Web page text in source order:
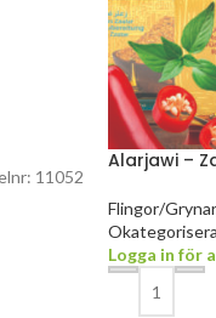
11052
Alarjawi –
Flingor/Grynar
Logga in för